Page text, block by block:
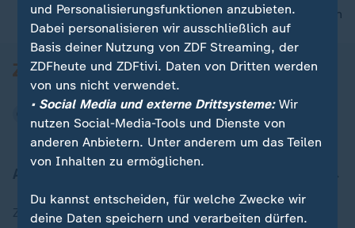
nach oben
Zuletzt veröffentlicht
und Personalisierungsfunktionen anzubieten.
Dabei personalisieren wir ausschließlich auf
Basis deiner Nutzung von ZDF Streaming, der
ZDFheute und ZDFtivi. Daten von Dritten werden
von uns nicht verwendet.
• Social Media und externe Drittsysteme:Wir
nutzen Social-Media-Tools und Dienste von
anderen Anbietern. Unter anderem um das Teilen
von Inhalten zu ermöglichen.
Du kannst entscheiden, für welche Zwecke wir
deine Daten speichern und verarbeiten dürfen.